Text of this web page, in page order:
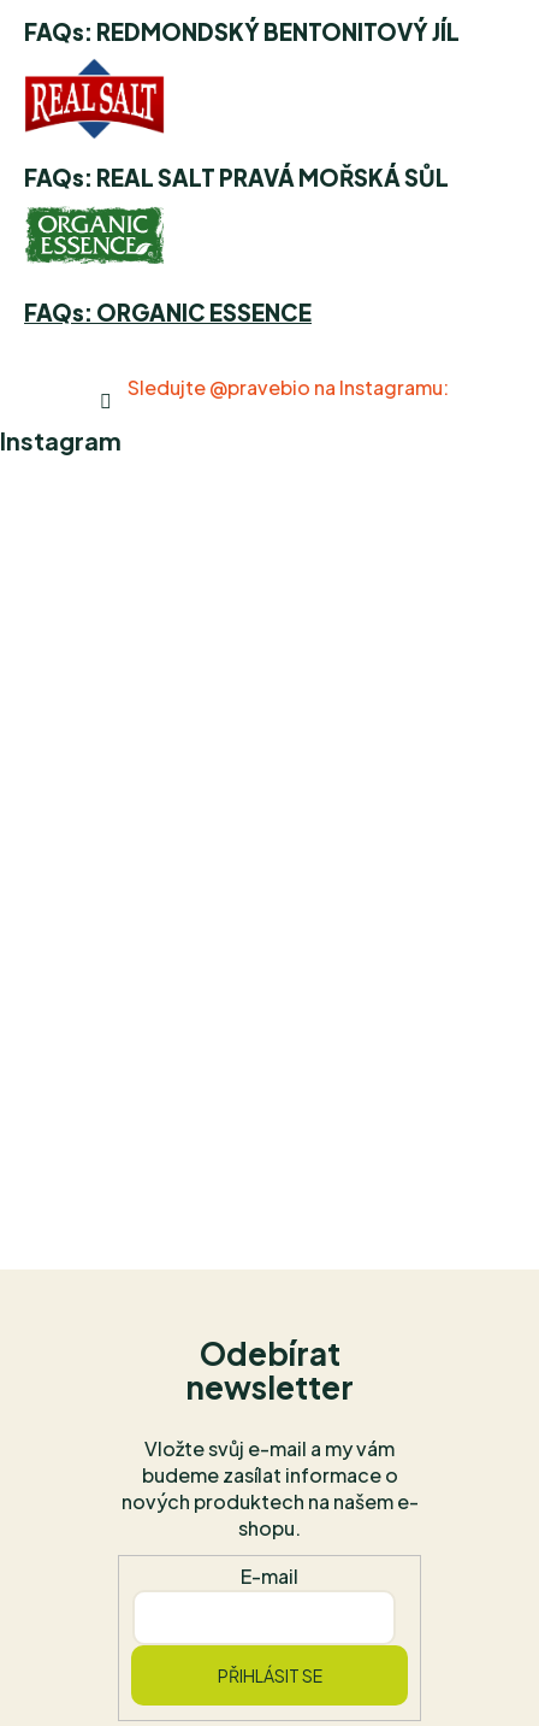
FAQs: REDMONDSKÝ BENTONITOVÝ JÍL
FAQs: REAL SALT PRAVÁ MOŘSKÁ SŮL
FAQs: ORGANIC ESSENCE
Sledujte @pravebio na Instagramu:
Instagram
Odebírat
newsletter
Vložte svůj e-mail a my vám
budeme zasílat informace o
nových produktech na našem e-
shopu.
E-mail
PŘIHLÁSIT SE